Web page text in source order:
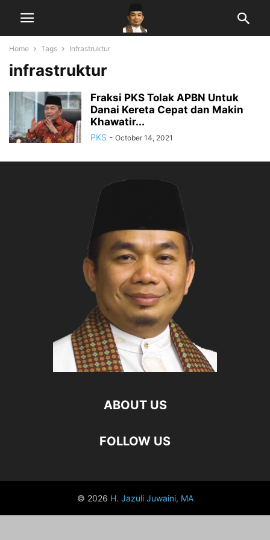
Home Tags Infrastruktur
infrastruktur
Fraksi PKS Tolak APBN Untuk
Danai Kereta Cepat dan Makin
Khawatir...
PKS - October 14, 2021
ABOUT US
FOLLOW US
© 2026 H. Jazuli Juwaini, MA